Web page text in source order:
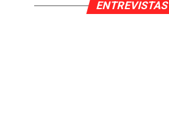
ENTREVISTAS